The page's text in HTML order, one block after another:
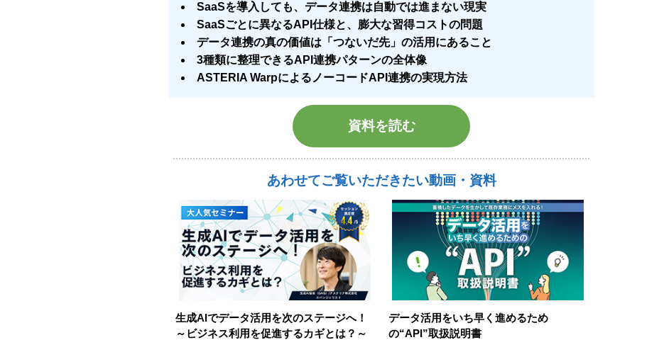
SaaSを導入しても、データ連携は自動では進まない現実
SaaSごとに異なるAPI仕様と、膨大な習得コストの問題
データ連携の真の価値は「つないだ先」の活用にあること
3種類に整理できるAPI連携パターンの全体像
ASTERIA WarpによるノーコードAPI連携の実現方法
資料を読む
あわせてご覧いただきたい動画・資料
生成AIでデータ活用を次のステージへ！
～ビジネス利用を促進するカギとは？～
データ活用をいち早く進めるため
の“API”取扱説明書